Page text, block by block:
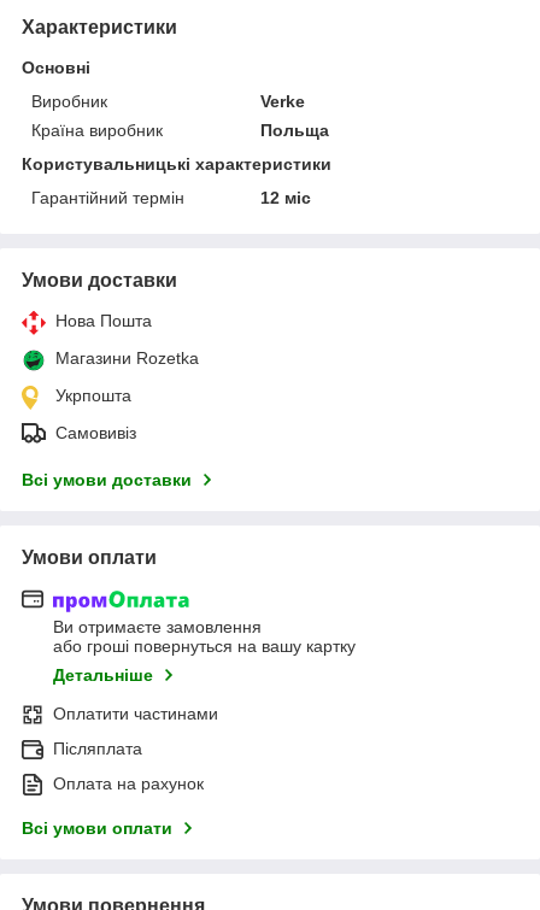
Характеристики
Основні
Виробник
Verke
Країна виробник
Польща
Користувальницькі характеристики
Гарантійний термін
12 міс
Умови доставки
Нова Пошта
Магазини Rozetka
Укрпошта
Самовивіз
Всі умови доставки
Умови оплати
Ви отримаєте замовлення
або гроші повернуться на вашу картку
Детальніше
Оплатити частинами
Післяплата
Оплата на рахунок
Всі умови оплати